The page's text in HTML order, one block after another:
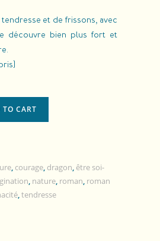
et de frissons, avec
découvre bien plus fort et
TO CART
, courage, dragon, être soi-
, nature, roman, roman
,tendresse